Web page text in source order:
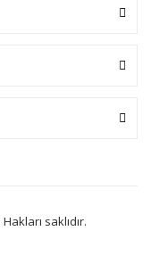
saklıdır.